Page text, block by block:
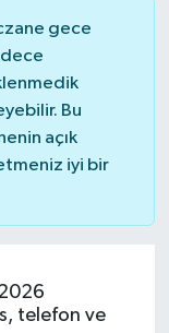
gece
Bu
açık
iyi bir
telefon ve